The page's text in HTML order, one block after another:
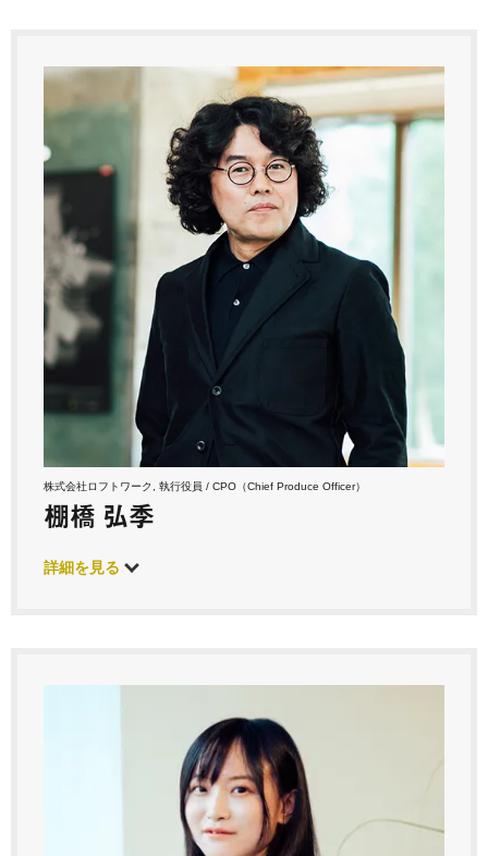
株式会社ロフトワーク, 執行役員 / CPO（Chief Produce Officer）
棚橋 弘季
詳細を見る